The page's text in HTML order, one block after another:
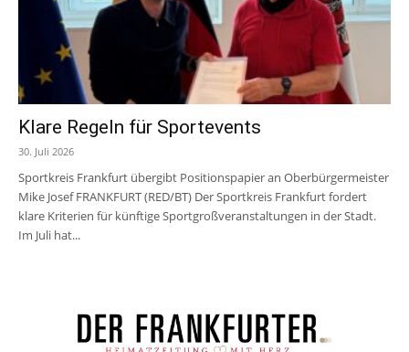
Klare Regeln für Sportevents
30. Juli 2026
Sportkreis Frankfurt übergibt Positionspapier an Oberbürgermeister
Mike Josef FRANKFURT (RED/BT) Der Sportkreis Frankfurt fordert
klare Kriterien für künftige Sportgroßveranstaltungen in der Stadt.
Im Juli hat...